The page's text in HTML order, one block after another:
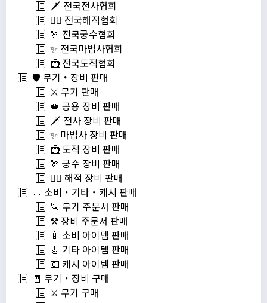
🗡️ 전국전사협회
🏴‍☠️ 전국해적협회
🏹 전국궁수협회
✨ 전국마법사협회
🦹 전국도적협회
🛡️ 무기・장비 판매
⚔️ 무기 판매
👑 공용 장비 판매
🗡️ 전사 장비 판매
✨ 마법사 장비 판매
🦹 도적 장비 판매
🏹 궁수 장비 판매
🏴‍☠️ 해적 장비 판매
📜 소비・기타・캐시 판매
🔪 무기 주문서 판매
⚒️ 장비 주문서 판매
🍼 소비 아이템 판매
🎸 기타 아이템 판매
💶 캐시 아이템 판매
🧾 무기・장비 구매
⚔️ 무기 구매